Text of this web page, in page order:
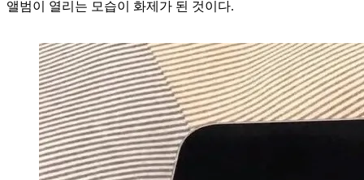
앨범이 열리는 모습이 화제가 된 것이다.